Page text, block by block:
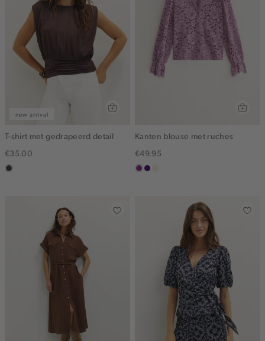
new arrival
T-shirt met gedrapeerd detail
€35.00
choco
Kanten blouse met ruches
€49.95
middenpaars
indigo